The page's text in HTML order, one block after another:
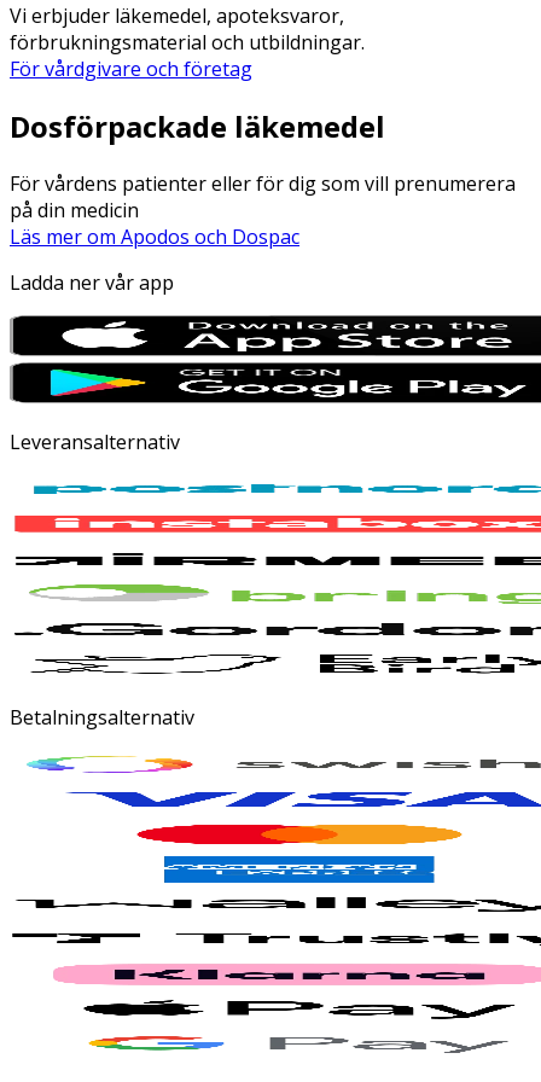
Vi erbjuder läkemedel, apoteksvaror,
förbrukningsmaterial och utbildningar.
För vårdgivare och företag
Dosförpackade läkemedel
För vårdens patienter eller för dig som vill prenumerera
på din medicin
Läs mer om Apodos och Dospac
Ladda ner vår app
Leveransalternativ
Betalningsalternativ